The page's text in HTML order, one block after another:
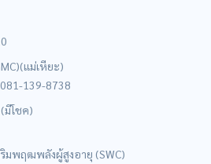
แม่เหียะ)
139-8738
มีโชค)
มพฤฒพลังผู้สูงอายุ (SWC)